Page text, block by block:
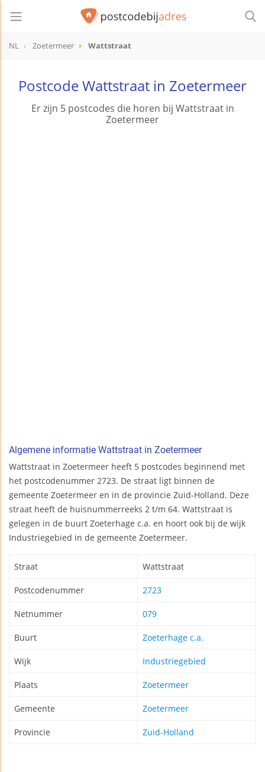
NL Zoetermeer Wattstraat
Postcode Wattstraat in Zoetermeer
Er zijn 5 postcodes die horen bij Wattstraat in
Zoetermeer
Algemene informatie Wattstraat in Zoetermeer
Wattstraat in Zoetermeer heeft 5 postcodes beginnend met
het postcodenummer 2723. De straat ligt binnen de
gemeente Zoetermeer en in de provincie Zuid-Holland. Deze
straat heeft de huisnummerreeks 2 t/m 64. Wattstraat is
gelegen in de buurt Zoeterhage c.a. en hoort ook bij de wijk
Industriegebied in de gemeente Zoetermeer.
Straat Wattstraat
Postcodenummer 2723
Netnummer 079
Buurt Zoeterhage c.a.
Wijk Industriegebied
Plaats Zoetermeer
Gemeente Zoetermeer
Provincie Zuid-Holland